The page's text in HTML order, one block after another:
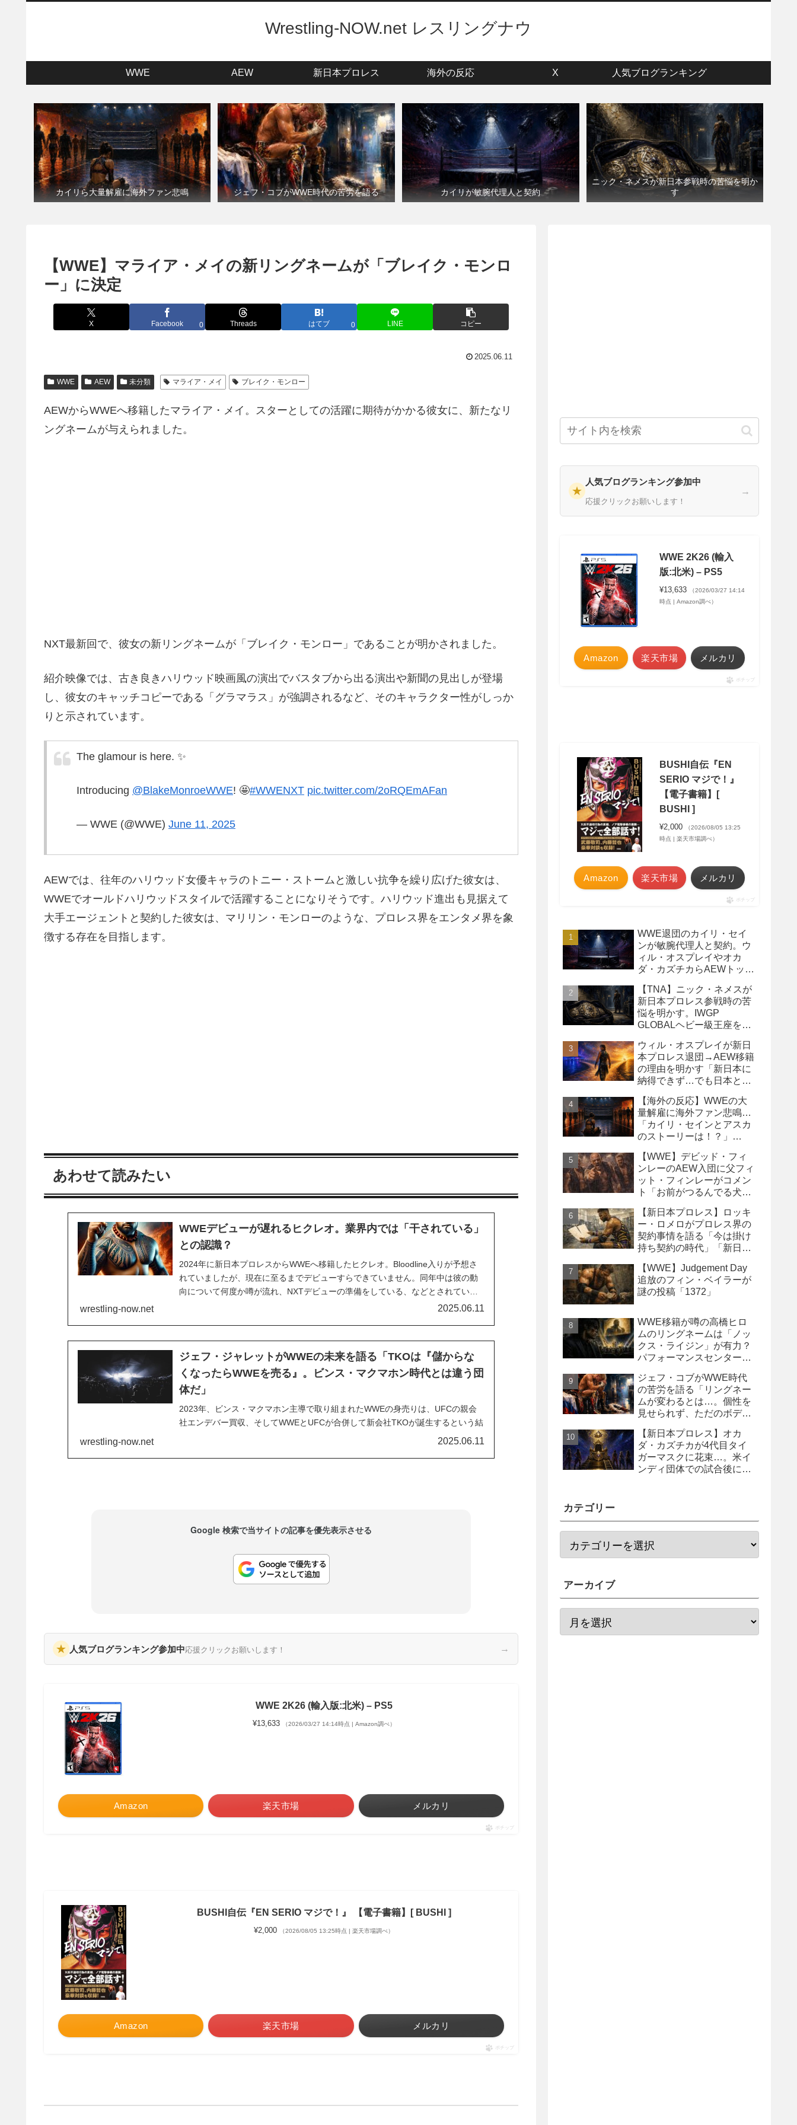
Wrestling-NOW.net レスリングナウ
WWE AEW 新日本プロレス 海外の反応 X 人気ブログランキング
カイリら大量解雇に海外ファン悲鳴 ジェフ・コブがWWE時代の苦労を語る カイリが敏腕代理人と契約
ニック・ネメスが新日本参戦時の苦悩を明か
す
【WWE】マライア・メイの新リングネームが「ブレイク・モンロ
ー」に決定
X Facebook 0 Threads はてブ 0 LINE コピー
2025.06.11
WWE AEW 未分類 マライア・メイ ブレイク・モンロー
AEWからWWEへ移籍したマライア・メイ。スターとしての活躍に期待がかかる彼女に、新たなリ
ングネームが与えられました。
NXT最新回で、彼女の新リングネームが「ブレイク・モンロー」であることが明かされました。
紹介映像では、古き良きハリウッド映画風の演出でバスタブから出る演出や新聞の見出しが登場
し、彼女のキャッチコピーである「グラマラス」が強調されるなど、そのキャラクター性がしっか
りと示されています。
The glamour is here. ✨
Introducing @BlakeMonroeWWE! 🤩#WWENXT pic.twitter.com/2oRQEmAFan
— WWE (@WWE) June 11, 2025
AEWでは、往年のハリウッド女優キャラのトニー・ストームと激しい抗争を繰り広げた彼女は、
WWEでオールドハリウッドスタイルで活躍することになりそうです。ハリウッド進出も見据えて
大手エージェントと契約した彼女は、マリリン・モンローのような、プロレス界をエンタメ界を象
徴する存在を目指します。
あわせて読みたい
WWEデビューが遅れるヒクレオ。業界内では「干されている」
との認識？
2024年に新日本プロレスからWWEへ移籍したヒクレオ。Bloodline入りが予想さ
れていましたが、現在に至るまでデビューすらできていません。同年中は彼の動
向について何度か噂が流れ、NXTデビューの準備をしている、などとされていま
した。しかし、何故かなんの動きもなく…。兄弟のタマ・トンガ＆トンガ・ロア
wrestling-now.net 2025.06.11
ジェフ・ジャレットがWWEの未来を語る「TKOは『儲からな
くなったらWWEを売る』。ビンス・マクマホン時代とは違う団
体だ」
2023年、ビンス・マクマホン主導で取り組まれたWWEの身売りは、UFCの親会
社エンデバー買収、そしてWWEとUFCが合併して新会社TKOが誕生するという結
果となりました。TKOの傘下団体として生まれ変わったWWEのビジネスは引き続
wrestling-now.net 2025.06.11
Google 検索で当サイトの記事を優先表示させる
★ 人気ブログランキング参加中応援クリックお願いします！ →
WWE 2K26 (輸入版:北米) – PS5
¥13,633 （2026/03/27 14:14時点 | Amazon調べ）
Amazon 楽天市場 メルカリ
ポチップ
BUSHI自伝『EN SERIO マジで！』 【電子書籍】[ BUSHI ]
¥2,000 （2026/08/05 13:25時点 | 楽天市場調べ）
Amazon 楽天市場 メルカリ
ポチップ
★
人気ブログランキング参加中
応援クリックお願いします！
→
WWE 2K26 (輸入
版:北米) – PS5
¥13,633
（2026/03/27 14:14
時点 | Amazon調べ）
Amazon 楽天市場 メルカリ
ポチップ
BUSHI自伝『EN
SERIO マジで！』
【電子書籍】[
BUSHI ]
¥2,000
（2026/08/05 13:25
時点 | 楽天市場調べ）
Amazon 楽天市場 メルカリ
ポチップ
WWE退団のカイリ・セイ
ンが敏腕代理人と契約。ウ
ィル・オスプレイやオカ
ダ・カズチカらAEWトップ
【TNA】ニック・ネメスが
新日本プロレス参戦時の苦
悩を明かす。IWGP
GLOBALヘビー級王座を
挫
ウィル・オスプレイが新日
本プロレス退団→AEW移籍
の理由を明かす「新日本に
納得できず…でも日本との
【海外の反応】WWEの大
量解雇に海外ファン悲鳴…
「カイリ・セインとアスカ
のストーリーは！？」
の犠牲になった」
【WWE】デビッド・フィ
ンレーのAEW入団に父フィ
ット・フィンレーがコメン
ト「お前がつるんでる犬連
【新日本プロレス】ロッキ
ー・ロメロがプロレス界の
契約事情を語る「今は掛け
持ち契約の時代」「新日本
るべき」
【WWE】Judgement Day
追放のフィン・ベイラーが
謎の投稿「1372」
WWE移籍が噂の高橋ヒロ
ムのリングネームは「ノッ
クス・ライジン」が有力？
パフォーマンスセンター入
ジェフ・コブがWWE時代
の苦労を語る「リングネー
ムが変わるとは…。個性を
見せられず、ただのボディ
【新日本プロレス】オカ
ダ・カズチカが4代目タイ
ガーマスクに花束…。米イ
ンディ団体での試合後にサ
カテゴリー
アーカイブ